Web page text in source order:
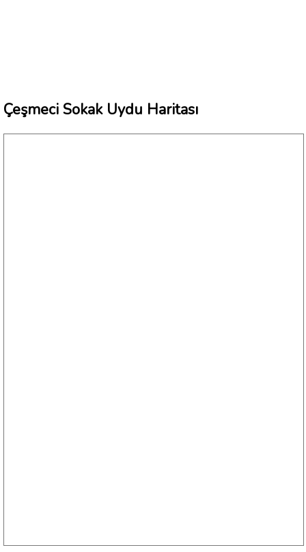
Çeşmeci Sokak Uydu Haritası